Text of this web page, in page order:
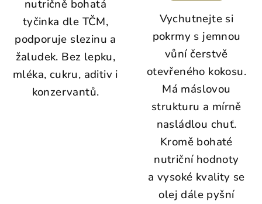
nutričně bohatá
tyčinka dle TČM,
podporuje slezinu a
žaludek. Bez lepku,
mléka, cukru, aditiv i
konzervantů.
Vychutnejte si
pokrmy s jemnou
vůní čerstvě
otevřeného kokosu.
Má máslovou
strukturu a mírně
nasládlou chuť.
Kromě bohaté
nutriční hodnoty
a vysoké kvality se
olej dále pyšní